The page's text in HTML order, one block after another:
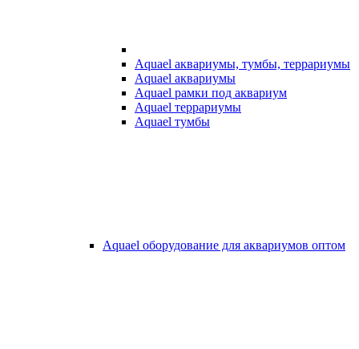
Aquael аквариумы, тумбы, террариумы
Aquael аквариумы
Aquael рамки под аквариум
Aquael террариумы
Aquael тумбы
Aquael оборудование для аквариумов оптом